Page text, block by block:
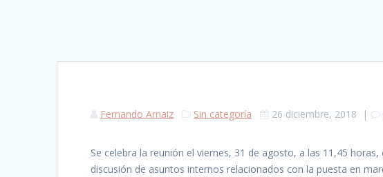
Fernando Arnaiz Sin categoría 26 diciembre, 2018 |
Se celebra la reunión el viernes, 31 de agosto, a las 11,45
discusión de asuntos internos relacionados con la puesta en